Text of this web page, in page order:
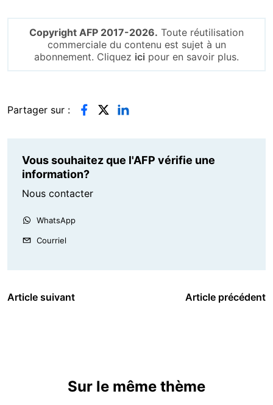
Copyright AFP 2017-2026. Toute réutilisation
commerciale du contenu est sujet à un
abonnement. Cliquez ici pour en savoir plus.
Partager sur :
Vous souhaitez que l'AFP vérifie une
information?
Nous contacter
WhatsApp
Courriel
Article suivant Article précédent
Sur le même thème